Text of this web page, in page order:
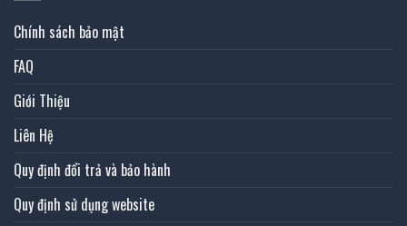
Chính sách bảo mật
FAQ
Giới Thiệu
Liên Hệ
Quy định đổi trả và bảo hành
Quy định sử dụng website